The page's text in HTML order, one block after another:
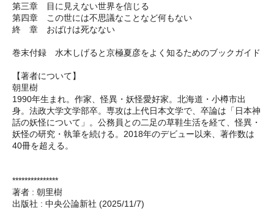
第三章 目に見えない世界を信じる
第四章 この世には不思議なことなど何もない
終 章 おばけは死なない
巻末付録 水木しげると京極夏彦をよく知るためのブックガイド
【著者について】
朝里樹
1990年生まれ。作家、怪異・妖怪愛好家。北海道・小樽市出
身。法政大学文学部卒。専攻は上代日本文学で、卒論は「日本神
話の妖怪について」。公務員との二足の草鞋生活を経て、怪異・
妖怪の研究・執筆を続ける。2018年のデビュー以来、著作数は
40冊を超える。
***************
著者 : 朝里樹
出版社 : 中央公論新社 (2025/11/7)